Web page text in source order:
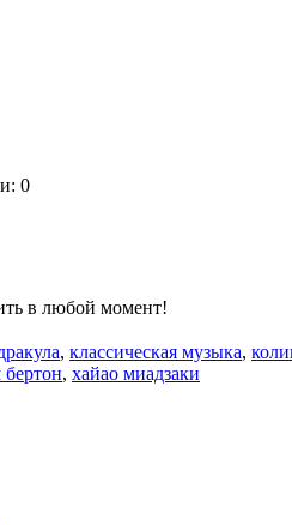
0
в любой момент!
, классическая музыка,
, хайао миадзаки